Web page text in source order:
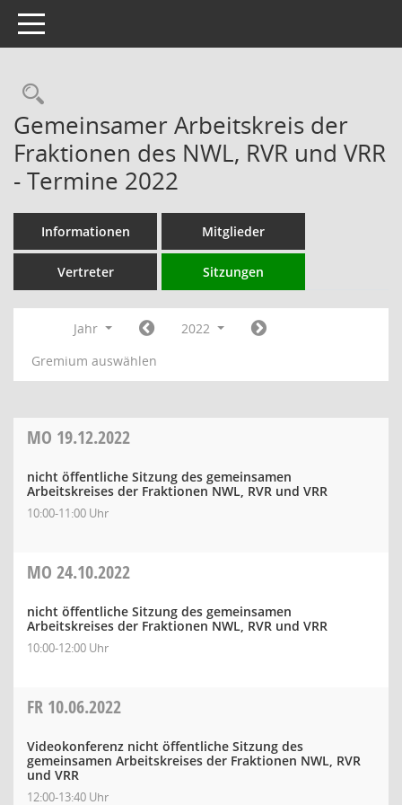
Toggle navigation
Rechercheauswahl
Gemeinsamer Arbeitskreis der
Fraktionen des NWL, RVR und VRR
- Termine 2022
Informationen Mitglieder
Vertreter Sitzungen
Jahr
2022
Gremium auswählen
MO 19.12.2022
nicht öffentliche Sitzung des gemeinsamen
Arbeitskreises der Fraktionen NWL, RVR und VRR
10:00-11:00 Uhr
MO 24.10.2022
nicht öffentliche Sitzung des gemeinsamen
Arbeitskreises der Fraktionen NWL, RVR und VRR
10:00-12:00 Uhr
FR 10.06.2022
Videokonferenz nicht öffentliche Sitzung des
gemeinsamen Arbeitskreises der Fraktionen NWL, RVR
und VRR
12:00-13:40 Uhr